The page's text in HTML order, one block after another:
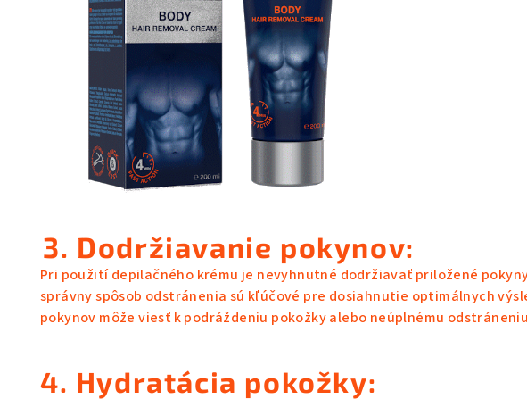
3. Dodržiavanie pokynov:
Pri použití depilačného krému je nevyhnutné dodržiavať priložené
správny spôsob odstránenia sú kľúčové pre dosiahnutie optimálnych
pokynov môže viesť k podráždeniu pokožky alebo neúplnému
4. Hydratácia pokožky: